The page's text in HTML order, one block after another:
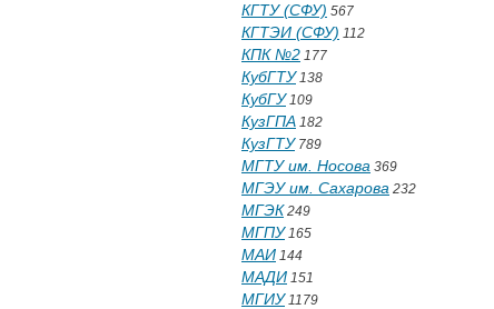
КГТУ (СФУ) 567
КГТЭИ (СФУ) 112
КПК №2 177
КубГТУ138
КубГУ109
КузГПА 182
КузГТУ789
МГТУ им. Носова 369
МГЭУ им. Сахарова 232
МГЭК 249
МГПУ165
МАИ 144
МАДИ 151
МГИУ1179